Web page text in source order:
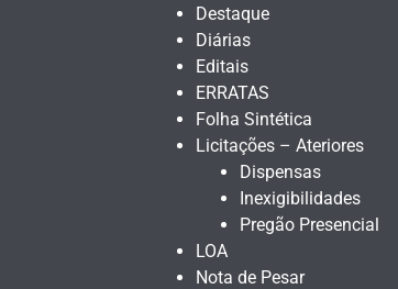
Destaque
Diárias
Editais
ERRATAS
Folha Sintética
Licitações – Ateriores
Dispensas
Inexigibilidades
Pregão Presencial
LOA
Nota de Pesar